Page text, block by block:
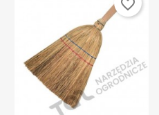
Utwórz listę życzeń
Zaloguj się
favorite_border